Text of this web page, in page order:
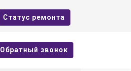
Cтатус ремонта
Oбратный звонок